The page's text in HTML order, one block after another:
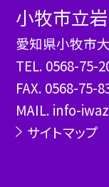
小牧市立
愛知県小牧市
TEL. 0568-75-
FAX. 0568-75-
MAIL. info-
サイトマップ